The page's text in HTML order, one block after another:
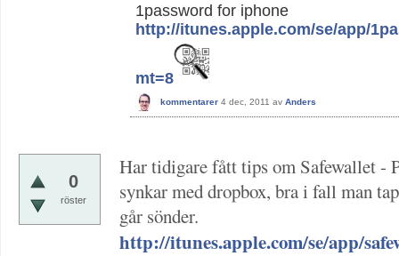
1password for iphone
http://itunes.apple.com/se/app/
mt=8
kommentarer 4 dec, 2011 av Anders
0
röster
Har tidigare fått tips om Safewallet -
synkar med dropbox, bra i fall man
går sönder.
http://itunes.apple.com/se/app/